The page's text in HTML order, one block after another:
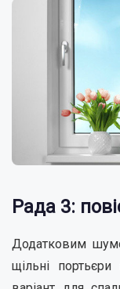
Рада 3:
Додатковим
щільні